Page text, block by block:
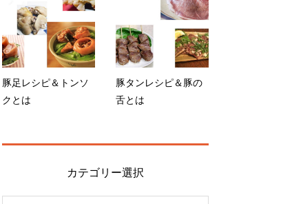
豚足レシピ＆トンソ
クとは
豚タンレシピ＆豚の
舌とは
カテゴリー選択